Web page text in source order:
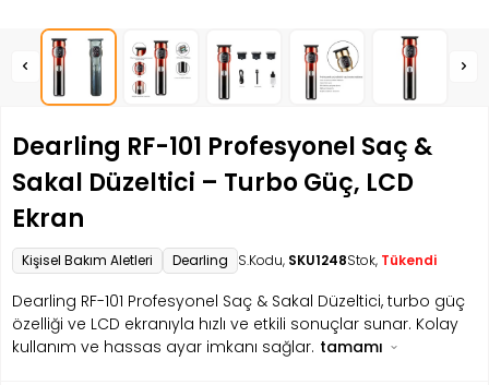
Dearling RF-101 Profesyonel Saç &
Sakal Düzeltici – Turbo Güç, LCD
Ekran
Kişisel Bakım Aletleri Dearling S.Kodu, SKU1248Stok, Tükendi
Dearling RF-101 Profesyonel Saç & Sakal Düzeltici, turbo güç
özelliği ve LCD ekranıyla hızlı ve etkili sonuçlar sunar. Kolay
kullanım ve hassas ayar imkanı sağlar. tamamı